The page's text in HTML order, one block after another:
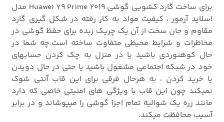
برای ساخت گارد کشویی گوشی Huawei Y9 Prime 2019 مدل
اسلاید آرمور ، کیفیت مواد به کار رفته در شکل گیری گارد
مقاوم و جان سخت از آن یک چریک زبده برای حفظ گوشی در
مخاطرات و شرایط محیطی متفاوت ساخته است.چه شما در
حال کوهنوردی باشید یا در منزل به چک کردن حسابهای
خود در شبکه اجتماعی مشغول باشید یا حتی در حال دویدن
یا خرید کردن ، به هرحال فرقی برای این قاب آنتی شوک
نمیکند چون این قاب با ویژگی های امنیتی خاصی که دارد
مانند زره یک شوالیه تمام اجزا گوشی را میپوشاند و در برابر
آسیب محافظت میکند.